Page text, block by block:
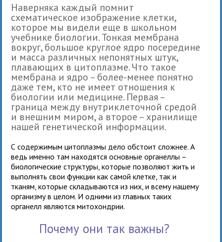
Наверняка каждый помнит
схематическое изображение клетки,
которое мы видели еще в школьном
учебнике биологии. Тонкая мембрана
вокруг, большое круглое ядро посередине
и масса различных непонятных штук,
плавающих в цитоплазме. Что такое
мембрана и ядро – более-менее понятно
даже тем, кто не имеет отношения к
биологии или медицине. Первая –
граница между внутриклеточной средой
и внешним миром, а второе – хранилище
нашей генетической информации.
С содержимым цитоплазмы дело обстоит сложнее. А
ведь именно там находятся основные органеллы –
биологические структуры, которые позволяют жить и
выполнять свои функции как самой клетке, так и
тканям, которые складываются из них, и всему нашему
организму в целом. И одними из главных таких
органелл являются митохондрии.
Почему они так важны?